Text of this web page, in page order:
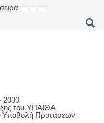
SETSETSET
2030
του ΥΠΑΙΘΑ
Υποβολή Προτάσεων